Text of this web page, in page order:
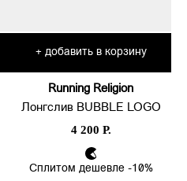
+ добавить в корзину
Running Religion
Лонгслив BUBBLE LOGO
4 200 Р.
Сплитом дешевле -10%